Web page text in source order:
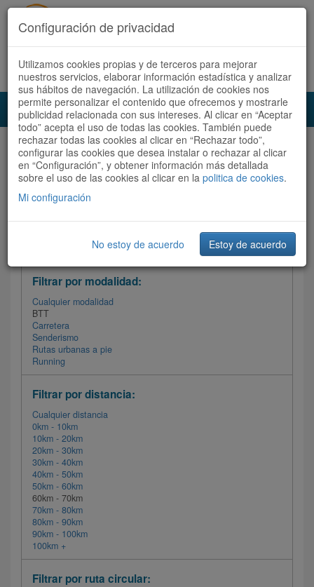
Acceder Registrate ahora Español | Català
Audioruta Todas las rutas
Todas las rutas Ordenar por:Más recientes
Filtrar las rutas
Filtrar por modalidad:
Cualquier modalidad
BTT
Carretera
Senderismo
Rutas urbanas a pie
Running
Filtrar por distancia:
Cualquier distancia
0km - 10km
10km - 20km
20km - 30km
30km - 40km
40km - 50km
50km - 60km
60km - 70km
70km - 80km
80km - 90km
90km - 100km
100km +
Filtrar por ruta circular:
Configuración de privacidad
Utilizamos cookies propias y de terceros para mejorar
nuestros servicios, elaborar información estadística y analizar
sus hábitos de navegación. La utilización de cookies nos
permite personalizar el contenido que ofrecemos y mostrarle
publicidad relacionada con sus intereses. Al clicar en “Aceptar
todo” acepta el uso de todas las cookies. También puede
rechazar todas las cookies al clicar en “Rechazar todo”,
configurar las cookies que desea instalar o rechazar al clicar
en “Configuración”, y obtener información más detallada
sobre el uso de las cookies al clicar en la politica de cookies.
Mi configuración
No estoy de acuerdo Estoy de acuerdo